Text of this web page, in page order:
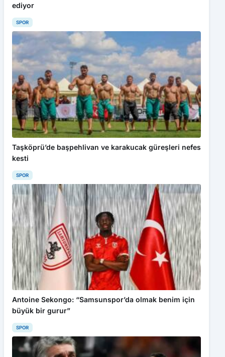
ediyor
SPOR
Taşköprü’de başpehlivan ve karakucak güreşleri nefes
kesti
SPOR
Antoine Sekongo: “Samsunspor’da olmak benim için
büyük bir gurur”
SPOR